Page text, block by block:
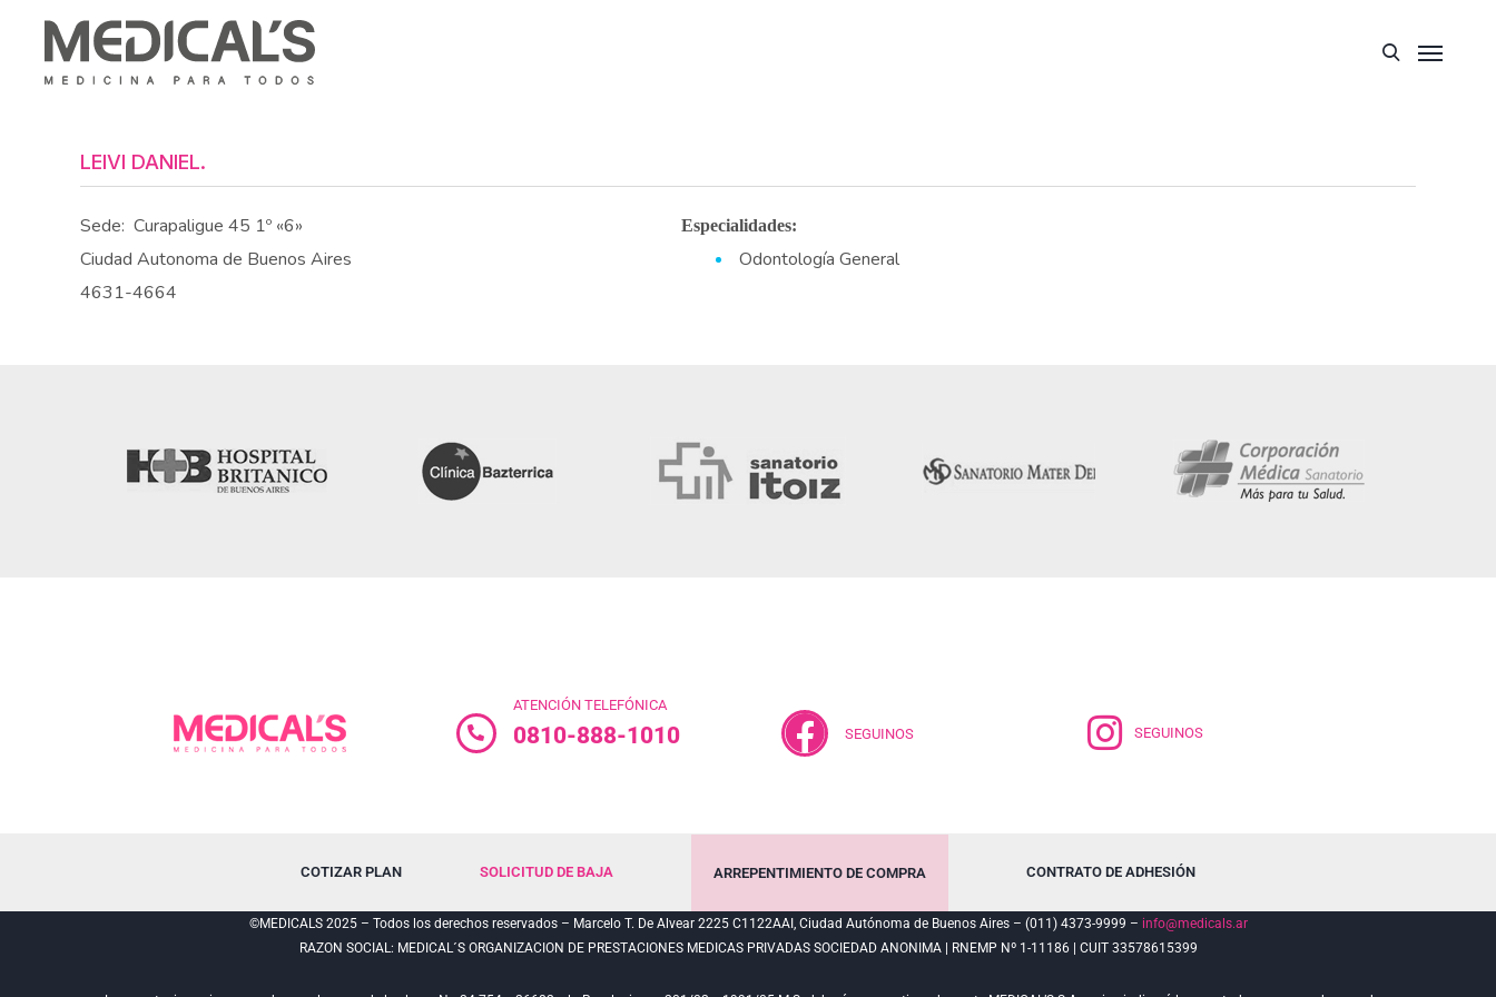
LEIVI DANIEL.
Sede: Curapaligue 45 1º «6»
Ciudad Autonoma de Buenos Aires
4631-4664
Especialidades:
Odontología General
ATENCIÓN TELEFÓNICA
0810-888-1010 SEGUINOS SEGUINOS
COTIZAR PLAN SOLICITUD DE BAJA ARREPENTIMIENTO DE COMPRA CONTRATO DE ADHESIÓN
©MEDICALS 2025 – Todos los derechos reservados – Marcelo T. De Alvear 2225 C1122AAI, Ciudad Autónoma de Buenos Aires – (011) 4373-9999 – info@medicals.ar
RAZON SOCIAL: MEDICAL´S ORGANIZACION DE PRESTACIONES MEDICAS PRIVADAS SOCIEDAD ANONIMA | RNEMP Nº 1-11186 | CUIT 33578615399